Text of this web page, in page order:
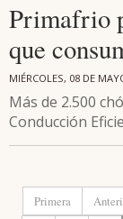
Primafrio
que
MIÉRCOLES, 08 DE
Más de 2.500
Conducción
Primera